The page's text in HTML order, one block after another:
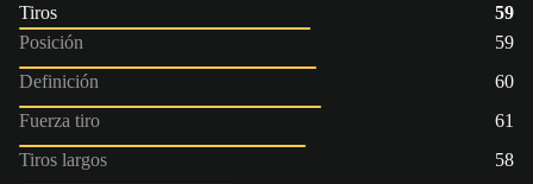
Tiros
59
Posición
59
Definición
60
Fuerza tiro
61
Tiros largos
58